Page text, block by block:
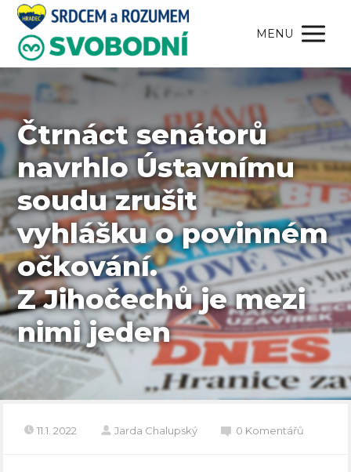
MENU
Čtrnáct senátorů
navrhlo Ústavnímu
soudu zrušit
vyhlášku o povinném
očkování.
Z Jihočechů je mezi
nimi jeden
11.1. 2022 Jarda Chalupský 0 Komentářů